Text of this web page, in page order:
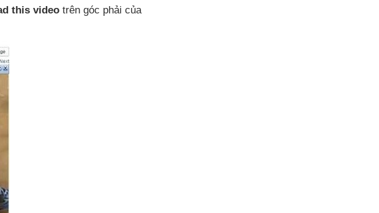
this video trên góc phải của